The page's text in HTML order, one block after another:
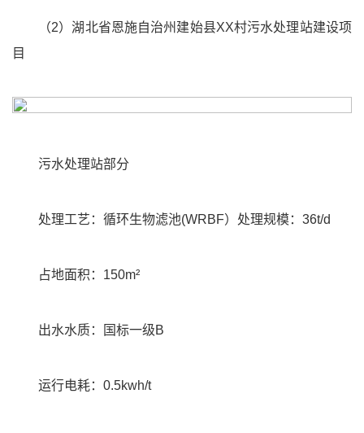
（2）湖北省恩施自治州建始县XX村污水处理站建设项
目
污水处理站部分
处理工艺：循环生物滤池(WRBF）处理规模：36t/d
占地面积：150m²
出水水质：国标一级B
运行电耗：0.5kwh/t